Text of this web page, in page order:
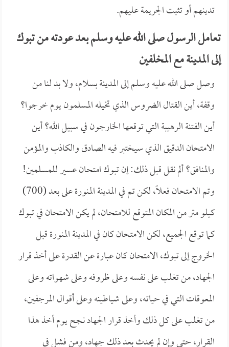
تدينهم أو تثبت الجريمة عليهم.
تعامل الرسول صلى الله عليه وسلم بعد عودته من تبوك
إلى المدينة مع المخلفين
وصل صلى الله عليه وسلم إلى المدينة بسلام، ولا بد لنا من
وقفة، أين القتال الضروس الذي تخيله المسلمون يوم خرجوا؟
أين الفتنة الرهيبة التي توقعها الخارجون في سبيل الله؟ أين
الامتحان الدقيق الذي سيختبر فيه الصادق والكاذب والمؤمن
والمنافق؟ ألم نقل قبل ذلك: إن تبوك امتحان عسير للمسلمين!
وتم الامتحان فعلاً، لكن تم في المدينة المنورة على بعد (700)
كيلو متر من المكان المتوقع للامتحان، لم يكن الامتحان في تبوك
كما توقع الجميع، لكن الامتحان كان في المدينة المنورة قبل
الخروج إلى تبوك، الامتحان كان عبارة عن القدرة على أخذ قرار
الجهاد، من تغلب على نفسه وعلى ظروفه وعلى شهواته وعلى
المعوقات التي في حياته، وعلى شياطينه وعلى أقوال المرجفين،
من تغلب على كل ذلك وأخذ قرار الجهاد نجح يوم أخذ هذا
القرار، حتى وإن لم يحدث بعد ذلك جهاد، ومن فشل في